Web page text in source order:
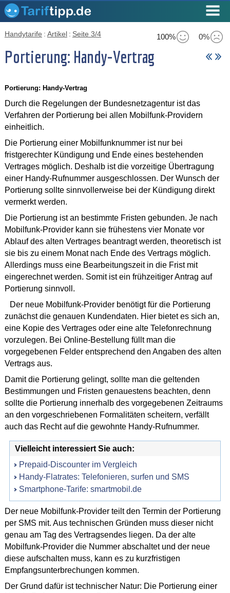
100% 0%
Handytarife : Artikel : Seite 3/4
Portierung: Handy-Vertrag
Portierung: Handy-Vertrag
Durch die Regelungen der Bundesnetzagentur ist das
Verfahren der Portierung bei allen Mobilfunk-Providern
einheitlich.
Die Portierung einer Mobilfunknummer ist nur bei
fristgerechter Kündigung und Ende eines bestehenden
Vertrages möglich. Deshalb ist die vorzeitige Übertragung
einer Handy-Rufnummer ausgeschlossen. Der Wunsch der
Portierung sollte sinnvollerweise bei der Kündigung direkt
vermerkt werden.
Die Portierung ist an bestimmte Fristen gebunden. Je nach
Mobilfunk-Provider kann sie frühestens vier Monate vor
Ablauf des alten Vertrages beantragt werden, theoretisch ist
sie bis zu einem Monat nach Ende des Vertrags möglich.
Allerdings muss eine Bearbeitungszeit in die Frist mit
eingerechnet werden. Somit ist ein frühzeitiger Antrag auf
Portierung sinnvoll.
Der neue Mobilfunk-Provider benötigt für die Portierung
zunächst die genauen Kundendaten. Hier bietet es sich an,
eine Kopie des Vertrages oder eine alte Telefonrechnung
vorzulegen. Bei Online-Bestellung füllt man die
vorgegebenen Felder entsprechend den Angaben des alten
Vertrags aus.
Damit die Portierung gelingt, sollte man die geltenden
Bestimmungen und Fristen genauestens beachten, denn
sollte die Portierung innerhalb des vorgegebenen Zeitraums
an den vorgeschriebenen Formalitäten scheitern, verfällt
auch das Recht auf die gewohnte Handy-Rufnummer.
Vielleicht interessiert Sie auch:
Prepaid-Discounter im Vergleich
Handy-Flatrates: Telefonieren, surfen und SMS
Smartphone-Tarife: smartmobil.de
Der neue Mobilfunk-Provider teilt den Termin der Portierung
per SMS mit. Aus technischen Gründen muss dieser nicht
genau am Tag des Vertragsendes liegen. Da der alte
Mobilfunk-Provider die Nummer abschaltet und der neue
diese aufschalten muss, kann es zu kurzfristigen
Empfangsunterbrechungen kommen.
Der Grund dafür ist technischer Natur: Die Portierung einer